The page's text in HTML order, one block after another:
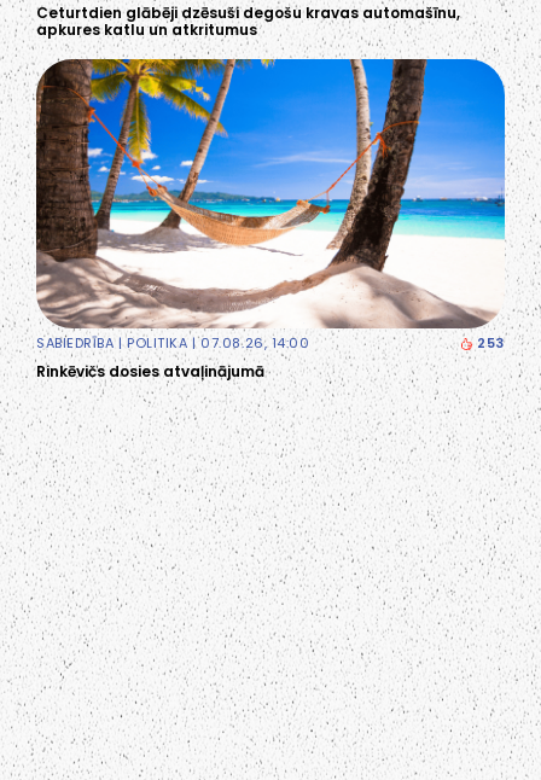
Ceturtdien glābēji dzēsuši degošu kravas automašīnu,
apkures katlu un atkritumus
SABIEDRĪBA |POLITIKA | 07.08.26, 14:00 253
Rinkēvičs dosies atvaļinājumā